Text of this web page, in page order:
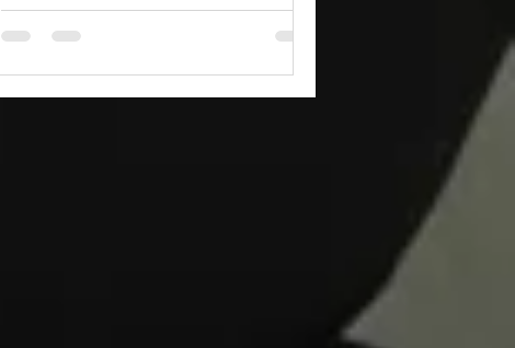
Copenhagen Fashion Week a
través de alianzas creativas